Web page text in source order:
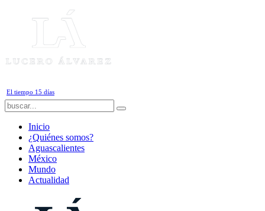
El tiempo 15 días
Inicio
¿Quiénes somos?
Aguascalientes
México
Mundo
Actualidad